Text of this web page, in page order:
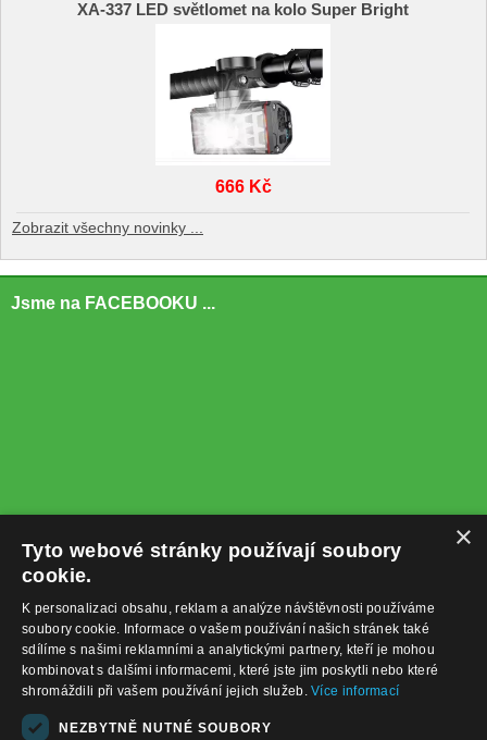
XA-337 LED světlomet na kolo Super Bright
666 Kč
Zobrazit všechny novinky ...
Jsme na FACEBOOKU ...
+420732122225
obchod@baterie-nabijecka.cz
×
Tyto webové stránky používají soubory
cookie.
K personalizaci obsahu, reklam a analýze návštěvnosti používáme
soubory cookie. Informace o vašem používání našich stránek také
sdílíme s našimi reklamními a analytickými partnery, kteří je mohou
kombinovat s dalšími informacemi, které jste jim poskytli nebo které
shromáždili při vašem používání jejich služeb.Více informací
NEZBYTNĚ NUTNÉ SOUBORY